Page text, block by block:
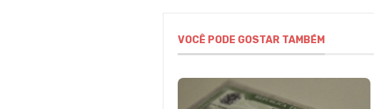
VOCÊ PODE GOSTAR TAMBÉM